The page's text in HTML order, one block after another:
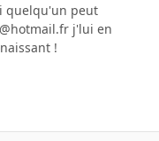
quelqu'un peut
j'lui en
!